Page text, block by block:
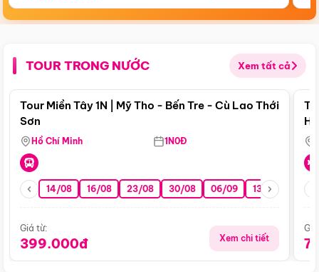
TOUR TRONG NƯỚC Xem tất cả
Điểm nổi bật
Tour Miền Tây 1N | Mỹ Tho - Bến Tre - Cù Lao Thới
Sơn
Hồ Chí Minh 1N0Đ
14/08 16/08 23/08 30/08 06/09 13/09 20/09
Giá từ:
399.000đ Xem chi tiết